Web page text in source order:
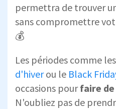
permettra de trouver
sans compromettre
💰
Les périodes comme les
d'hiverou le Black
occasions pourfaire
N'oubliez pas de